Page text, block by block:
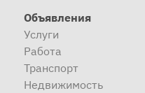
Объявления
Услуги
Работа
Транспорт
Недвижимость